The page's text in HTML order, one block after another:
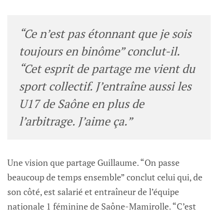
“Ce n’est pas étonnant que je sois
toujours en binôme” conclut-il.
“Cet esprit de partage me vient du
sport collectif. J’entraîne aussi les
U17 de Saône en plus de
l’arbitrage. J’aime ça.”
Une vision que partage Guillaume. “On passe
beaucoup de temps ensemble” conclut celui qui, de
son côté, est salarié et entraîneur de l’équipe
nationale 1 féminine de Saône-Mamirolle. “C’est